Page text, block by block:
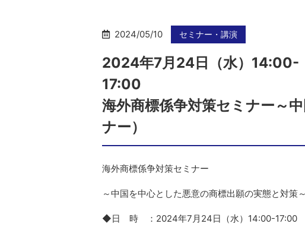
2024/05/10 セミナー・講演
2024年7月24日（水）14:00-
海外商標係争対策セミナー～
ナー）
海外商標係争対策セミナー
～中国を中心とした悪意の商標出願の実態と対策
◆日 時 ：2024年7月24日（水）14:00-17:00